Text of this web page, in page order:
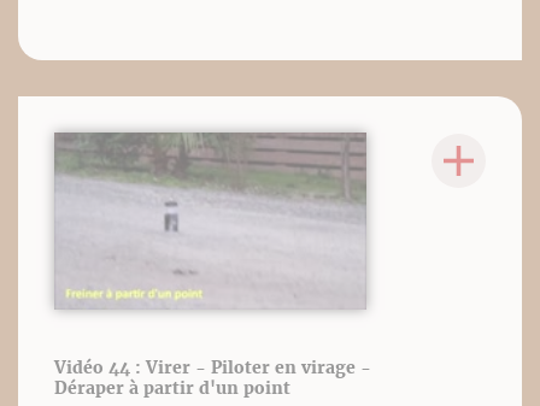
Vidéo 44 : Virer - Piloter en virage -
Déraper à partir d'un point